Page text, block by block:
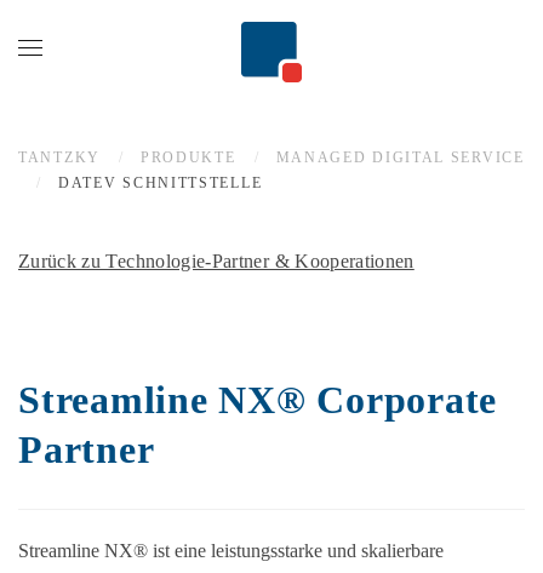
TANTZKY PRODUKTE
MANAGED DIGITAL SERVICE
DATEV SCHNITTSTELLE
Zurück zu Technologie-Partner & Kooperationen
Streamline NX® Corporate
Partner
Streamline NX® ist eine leistungsstarke und skalierbare